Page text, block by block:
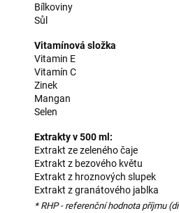
Bílkoviny
Sůl
Vitamínová složka
Vitamin E
Vitamín C
Zinek
Mangan
Selen
Extrakty v 500 ml:
Extrakt ze zeleného čaje
Extrakt z bezového květu
Extrakt z hroznových slupek
Extrakt z granátového jablka
* RHP - referenční hodnota příjmu